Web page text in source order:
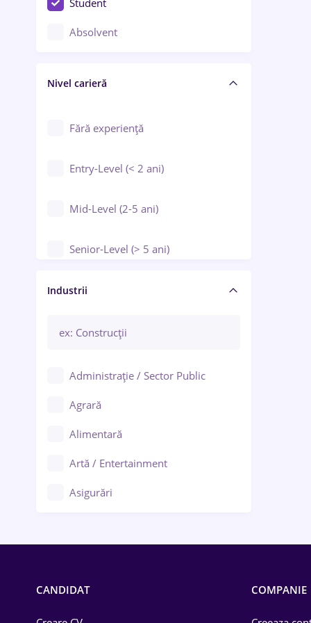
Controlul calității
Educație / Training / Arte
Student
Absolvent
Nivel carieră
Fără experiență
Entry-Level (< 2 ani)
Mid-Level (2-5 ani)
Senior-Level (> 5 ani)
Manager / Executiv
Industrii
Administrație / Sector Public
Agrară
Alimentară
Artă / Entertainment
Asigurări
CANDIDAT COMPANIE